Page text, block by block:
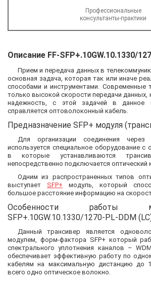
Профессиональные
консультанты-практики
Описание FF-SFP+.10GW.10.1330/
Прием и передача данных в
основная задача, которая так или иначе
способами и инструментами. Современные
только высокой скорости передачи данных,
надежность, с этой задачей в данное
справляется оптоволоконный кабель.
Предназначение SFP+ модуля
Для организации соединения через
используется специальное оборудование с
в которые устанавливаются
непосредственно подключается оптический
Одним из распространенных типов
выступает SFP+ модуль, который
большое расстояние информацию на
Особенности работы
SFP+.10GW.10.1330/1270-PL-DDM
Данный трансивер является
модулем, форм-фактора SFP+ который
спектрального уплотнения каналов –
обеспечивает эффективную работу по
кабелям на максимальную дистанцию до
всего одно оптическое волокно.